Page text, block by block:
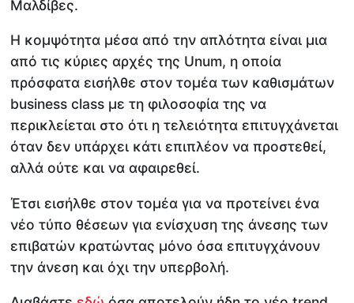
Μαλδίβες.
Η κομψότητα μέσα από την απλότητα είναι μια
από τις κύριες αρχές της Unum, η οποία
πρόσφατα εισήλθε στον τομέα των καθισμάτων
business class με τη φιλοσοφία της να
περικλείεται στο ότι η τελειότητα επιτυγχάνεται
όταν δεν υπάρχει κάτι επιπλέον να προστεθεί,
αλλά ούτε και να αφαιρεθεί.
Έτσι εισήλθε στον τομέα για να προτείνει ένα
νέο τύπο θέσεων για ενίσχυση της άνεσης των
επιβατών κρατώντας μόνο όσα επιτυγχάνουν
την άνεση και όχι την υπερβολή.